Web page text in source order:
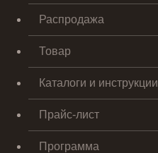
Распродажа
Товар
Каталоги и инструкции
Прайс-лист
Программа